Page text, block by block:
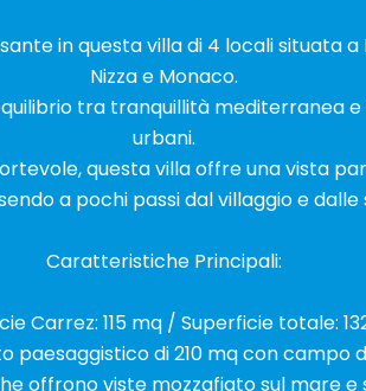
in questa villa di 4 locali situata
Nizza e Monaco.
tra tranquillità mediterranea e
urbani.
questa villa offre una vista
a pochi passi dal villaggio e dalle
Caratteristiche Principali:
Carrez: 115 mq / Superficie totale:
paesaggistico di 210 mq con campo
offrono viste mozzafiato sul mare e